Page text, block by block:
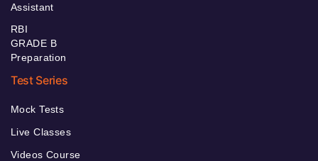
Assistant
RBI
GRADE B
Preparation
Test Series
Mock Tests
Live Classes
Videos Course